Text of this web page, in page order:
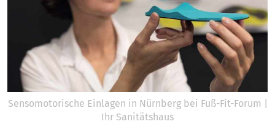
Sensomotorische Einlagen in Nürnberg bei Fuß-Fit-Forum |
Ihr Sanitätshaus